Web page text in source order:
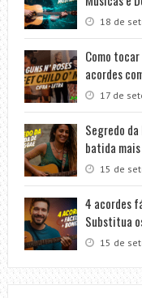
18 de
Como
acordes
17 de
Segredo
batida
15 de
4 acordes
Substitua
15 de